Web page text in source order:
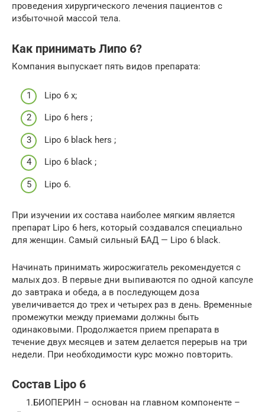
проведения хирургического лечения пациентов с
избыточной массой тела.
Как принимать Липо 6?
Компания выпускает пять видов препарата:
Lipo 6 х;
Lipo 6 hers ;
Lipo 6 black hers ;
Lipo 6 black ;
Lipo 6.
При изучении их состава наиболее мягким является
препарат Lipo 6 hers, который создавался специально
для женщин. Самый сильный БАД — Lipo 6 black.
Начинать принимать жиросжигатель рекомендуется с
малых доз. В первые дни выпиваются по одной капсуле
до завтрака и обеда, а в последующем доза
увеличивается до трех и четырех раз в день. Временные
промежутки между приемами должны быть
одинаковыми. Продолжается прием препарата в
течение двух месяцев и затем делается перерыв на три
недели. При необходимости курс можно повторить.
Состав Lipo 6
1.БИОПЕРИН – основан на главном компоненте –